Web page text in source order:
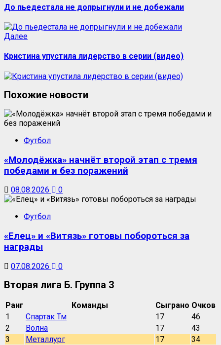
До пьедестала не допрыгнули и не добежали
ДалееСледующая
Кристина упустила лидерство в серии (видео)
Похожие новости
Футбол
«Молодёжка» начнёт второй этап с тремя
победами и без поражений
08.08.2026 0
Футбол
«Елец» и «Витязь» готовы побороться за
награды
07.08.2026 0
Вторая лига Б. Группа 3
Ранг Команды Сыграно Очков
1
Спартак Тм 17
46
2
Волна 17
43
3
Металлург 17
34